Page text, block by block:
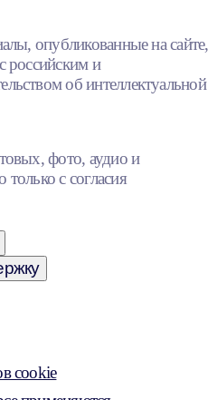
опубликованные на сайте,
российским и
об интеллектуальной
фото, аудио и
с согласия
cookie